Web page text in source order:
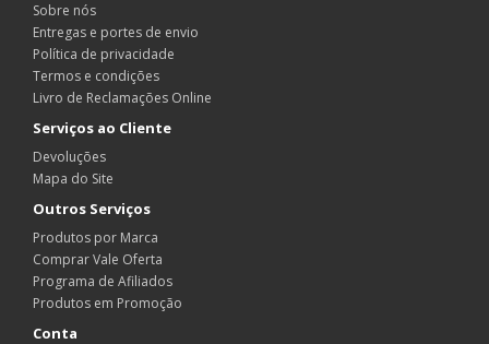
Sobre nós
Entregas e portes de envio
Política de privacidade
Termos e condições
Livro de Reclamações Online
Serviços ao Cliente
Devoluções
Mapa do Site
Outros Serviços
Produtos por Marca
Comprar Vale Oferta
Programa de Afiliados
Produtos em Promoção
Conta